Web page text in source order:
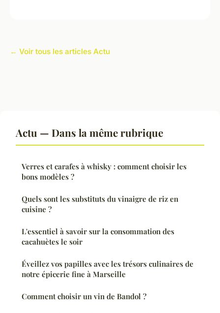
← Voir tous les articles Actu
Actu — Dans la même rubrique
Verres et carafes à whisky : comment choisir les
bons modèles ?
Quels sont les substituts du vinaigre de riz en
cuisine ?
L'essentiel à savoir sur la consommation des
cacahuètes le soir
Éveillez vos papilles avec les trésors culinaires de
notre épicerie fine à Marseille
Comment choisir un vin de Bandol ?